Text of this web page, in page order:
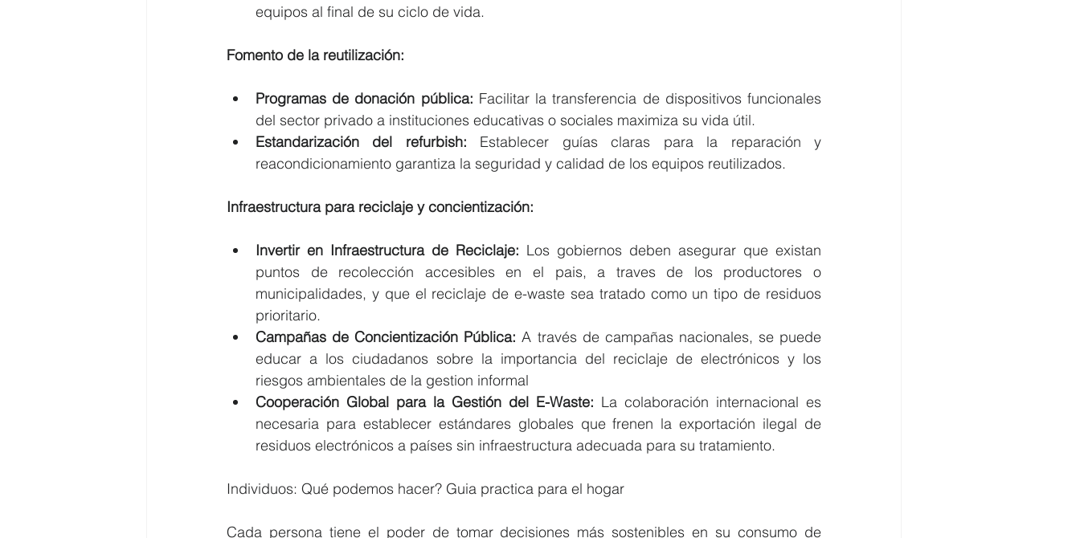
equipos al final de su ciclo de vida.
Fomento de la reutilización:
Programas de donación pública: Facilitar la transferencia de dispositivos funcionales
del sector privado a instituciones educativas o sociales maximiza su vida útil.
Estandarización del refurbish: Establecer guías claras para la reparación y
reacondicionamiento garantiza la seguridad y calidad de los equipos reutilizados.
Infraestructura para reciclaje y concientización:
Invertir en Infraestructura de Reciclaje: Los gobiernos deben asegurar que existan
puntos de recolección accesibles en el pais, a traves de los productores o
municipalidades, y que el reciclaje de e-waste sea tratado como un tipo de residuos
prioritario.
Campañas de Concientización Pública: A través de campañas nacionales, se puede
educar a los ciudadanos sobre la importancia del reciclaje de electrónicos y los
riesgos ambientales de la gestion informal
Cooperación Global para la Gestión del E-Waste: La colaboración internacional es
necesaria para establecer estándares globales que frenen la exportación ilegal de
residuos electrónicos a países sin infraestructura adecuada para su tratamiento.
Individuos: Qué podemos hacer? Guia practica para el hogar
Cada persona tiene el poder de tomar decisiones más sostenibles en su consumo de